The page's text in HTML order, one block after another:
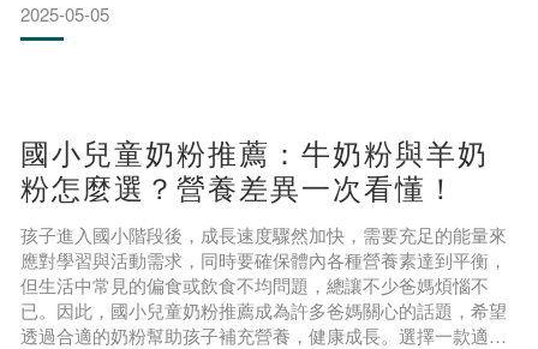
實，長期喝牛奶能提供豐富鈣質、促進骨骼生長，同時能補充
蛋白質與多種微量元素，有效維持免疫系統、促進腦部發育。
2025-05-05
國小兒童奶粉推薦：牛奶粉與羊奶
粉怎麼選？營養差異一次看懂！
孩子進入國小階段後，成長速度驟然加快，需要充足的能量來
應對學習與活動需求，同時要確保體內各種營養素達到平衡，
但生活中常見的偏食或飲食不均問題，總讓不少爸媽煩惱不
已。因此，國小兒童奶粉推薦成為許多爸媽關心的話題，希望
透過合適的奶粉幫助孩子補充營養，健康成長。選擇一款適合